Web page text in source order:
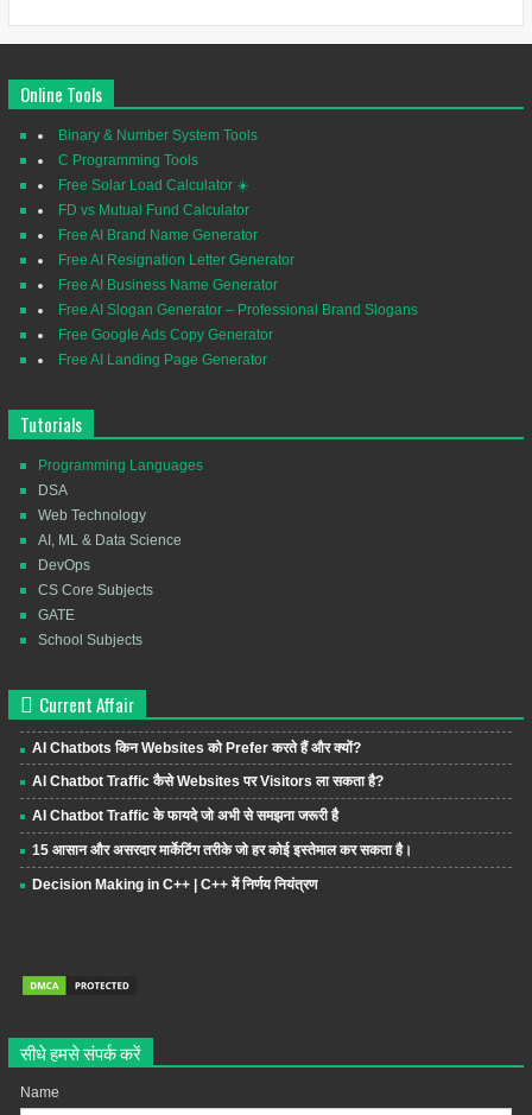
Online Tools
Binary & Number System Tools
C Programming Tools
Free Solar Load Calculator ☀️
FD vs Mutual Fund Calculator
Free AI Brand Name Generator
Free AI Resignation Letter Generator
Free AI Business Name Generator
Free AI Slogan Generator – Professional Brand Slogans
Free Google Ads Copy Generator
Free AI Landing Page Generator
Tutorials
Programming Languages
DSA
Web Technology
AI, ML & Data Science
DevOps
CS Core Subjects
GATE
School Subjects
Current Affair
AI Chatbots किन Websites को Prefer करते हैं और क्यों?
AI Chatbot Traffic कैसे Websites पर Visitors ला सकता है?
AI Chatbot Traffic के फायदे जो अभी से समझना जरूरी है
15 आसान और असरदार मार्केटिंग तरीके जो हर कोई इस्तेमाल कर सकता है।
Decision Making in C++ | C++ में निर्णय नियंत्रण
सीधे हमसे संपर्क करें
Name